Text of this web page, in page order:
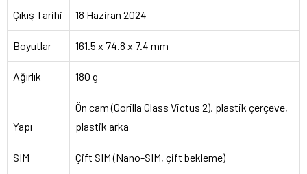
Çıkış Tarihi 18 Haziran 2024
Boyutlar 161.5 x 74.8 x 7.4 mm
Ağırlık 180 g
Yapı
Ön cam (Gorilla Glass Victus 2), plastik çerçeve,
plastik arka
SIM Çift SIM (Nano-SIM, çift bekleme)